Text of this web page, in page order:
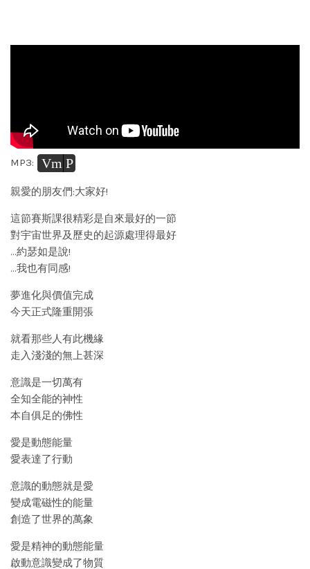
MP3: Vm P
親愛的朋友們:大家好!
這節賽斯課很精彩是自來最好的一節
對宇宙世界及歷史的起源處理得最好
…約瑟如是說!
…我也有同感!
夢進化與價值完成
今天正式隆重開張
就看那些人有此機緣
走入淺淺的無上甚深
意識是一切萬有
全知全能的神性
本自俱足的佛性
愛是動態能量
愛表達了行動
意識的動態就是愛
變成電磁性的能量
創造了世界的萬象
愛是精神的動態能量
啟動意識變成了物質